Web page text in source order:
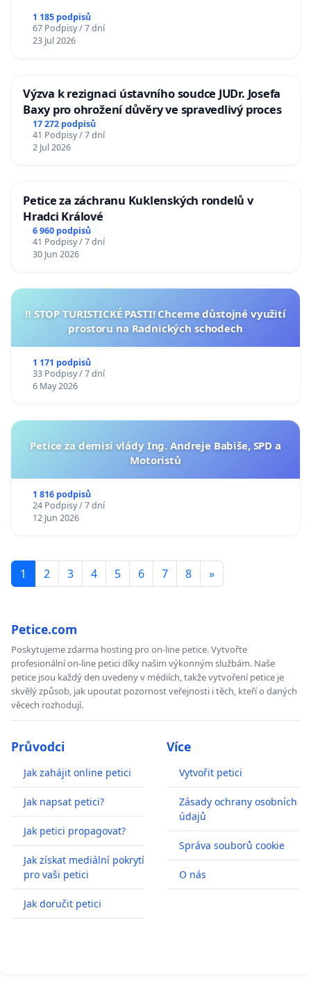
1 185 podpisů
67 Podpisy / 7 dní
23 Jul 2026
Výzva k rezignaci ústavního soudce JUDr. Josefa
Baxy pro ohrožení důvěry ve spravedlivý proces
17 272 podpisů
41 Podpisy / 7 dní
2 Jul 2026
Petice za záchranu Kuklenských rondelů v
Hradci Králové
6 960 podpisů
41 Podpisy / 7 dní
30 Jun 2026
‼️ STOP TURISTICKÉ PASTI! Chceme důstojné využití
prostoru na Radnických schodech
1 171 podpisů
33 Podpisy / 7 dní
6 May 2026
Petice za demisi vlády Ing. Andreje Babiše, SPD a
Motoristů
1 816 podpisů
24 Podpisy / 7 dní
12 Jun 2026
1 2 3 4 5 6 7 8 »
Petice.com
Poskytujeme zdarma hosting pro on-line petice. Vytvořte
profesionální on-line petici díky našim výkonným službám. Naše
petice jsou každý den uvedeny v médiích, takže vytvoření petice je
skvělý způsob, jak upoutat pozornost veřejnosti i těch, kteří o daných
věcech rozhodují.
Průvodci
Jak zahájit online petici
Jak napsat petici?
Jak petici propagovat?
Jak získat mediální pokrytí
pro vaši petici
Jak doručit petici
Více
Vytvořit petici
Zásady ochrany osobních
údajů
Správa souborů cookie
O nás